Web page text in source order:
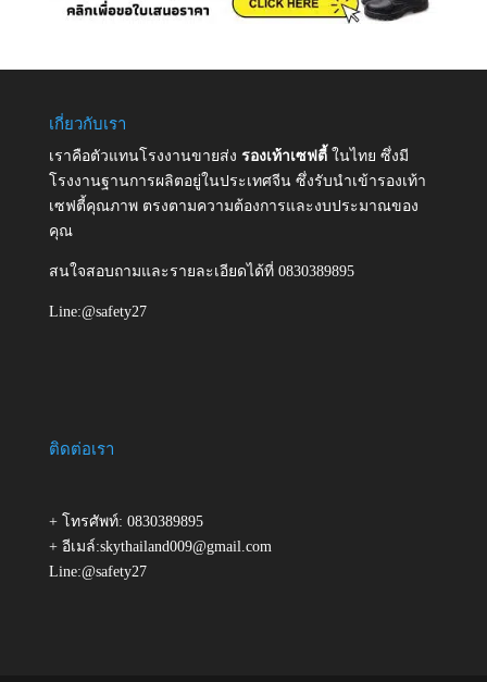
เกี่ยวกับเรา
เราคือตัวแทนโรงงานขายส่ง รองเท้าเซฟตี้ ในไทย ซึ่งมี
โรงงานฐานการผลิตอยู่ในประเทศจีน ซึ่งรับนำเข้ารองเท้า
เซฟตี้คุณภาพ ตรงตามความต้องการและงบประมาณของ
คุณ
สนใจสอบถามและรายละเอียดได้ที่ 0830389895
Line:@safety27
ติดต่อเรา
+ โทรศัพท์: 0830389895
+ อีเมล์:skythailand009@gmail.com
Line:@safety27